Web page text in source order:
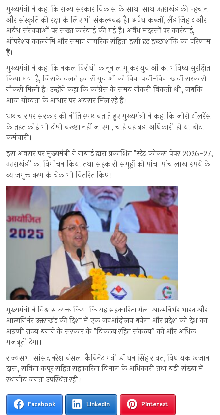
मुख्यमंत्री ने कहा कि राज्य सरकार विकास के साथ-साथ उत्तराखंड की पहचान
और संस्कृति की रक्षा के लिए भी संकल्पबद्ध है। अवैध कब्जों, लैंड जिहाद और
अवैध संरचनाओं पर सख्त कार्रवाई की गई है। अवैध मदरसों पर कार्रवाई,
ऑपरेशन कालनेमि और समान नागरिक संहिता इसी दृढ़ इच्छाशक्ति का परिणाम
हैं।
मुख्यमंत्री ने कहा कि नकल विरोधी कानून लागू कर युवाओं का भविष्य सुरक्षित
किया गया है, जिसके चलते हजारों युवाओं को बिना पर्ची-बिना खर्ची सरकारी
नौकरी मिली है। उन्होंने कहा कि कांग्रेस के समय नौकरी बिकती थी, जबकि
आज योग्यता के आधार पर अवसर मिल रहे हैं।
भ्रष्टाचार पर सरकार की नीति स्पष्ट बताते हुए मुख्यमंत्री ने कहा कि जीरो टॉलरेंस
के तहत कोई भी दोषी बख्शा नहीं जाएगा, चाहे वह बड़ा अधिकारी हो या छोटा
कर्मचारी।
इस अवसर पर मुख्यमंत्री ने नाबार्ड द्वारा प्रकाशित “स्टेट फोकस पेपर 2026-27,
उत्तराखंड” का विमोचन किया तथा सहकारी समूहों को पांच-पांच लाख रुपये के
ब्याजमुक्त ऋण के चेक भी वितरित किए।
मुख्यमंत्री ने विश्वास व्यक्त किया कि यह सहकारिता मेला आत्मनिर्भर भारत और
आत्मनिर्भर उत्तराखंड की दिशा में एक जनआंदोलन बनेगा और प्रदेश को देश का
अग्रणी राज्य बनाने के सरकार के “विकल्प रहित संकल्प” को और अधिक
मजबूती देगा।
राज्यसभा सांसद नरेश बंसल, कैबिनेट मंत्री डॉ धन सिंह रावत, विधायक खजान
दास, सविता कपूर सहित सहकारिता विभाग के अधिकारी तथा बड़ी संख्या में
स्थानीय जनता उपस्थित रही।
Facebook LinkedIn Pinterest